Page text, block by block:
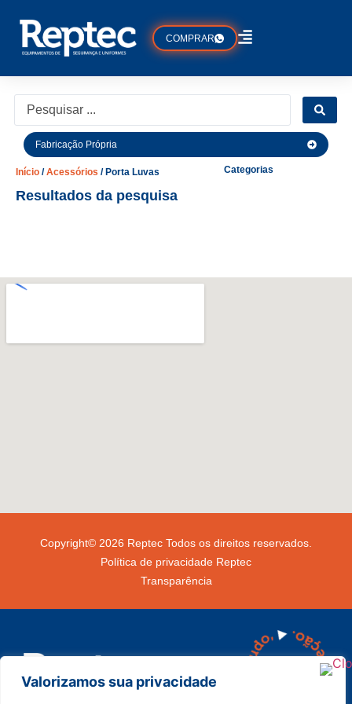
Valorizamos sua privacidade
COMPRAR
Fabricação Própria
Início /Acessórios / Porta Luvas Categorias
Resultados da pesquisa
Copyright© 2026 Reptec Todos os direitos reservados.
Política de privacidade Reptec
Transparência